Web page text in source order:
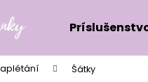
Šátky